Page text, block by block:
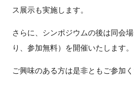
ス展示も実施します。
さらに、シンポジウムの後は同会
り、参加無料）を開催いたします。
ご興味のある方は是非ともご参加く